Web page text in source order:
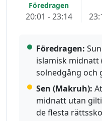
Föredragen
20:01 - 23:14
Föredragen:
islamisk midnatt
solnedgång och
Sen (Makruh):
midnatt utan
de flesta